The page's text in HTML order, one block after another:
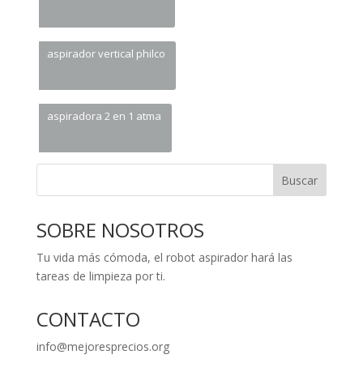
aspirador vertical philco
aspiradora 2 en 1 atma
Buscar
SOBRE NOSOTROS
Tu vida más cómoda, el robot aspirador hará las
tareas de limpieza por ti.
CONTACTO
info@mejoresprecios.org